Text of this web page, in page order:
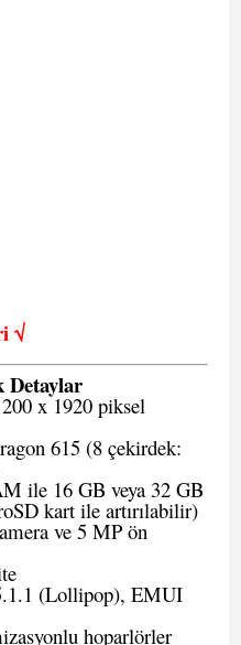
√
Detaylar
x 1920 piksel
615 (8 çekirdek:
ile 16 GB veya 32 GB
kart ile artırılabilir)
ve 5 MP ön
(Lollipop), EMUI
hoparlörler